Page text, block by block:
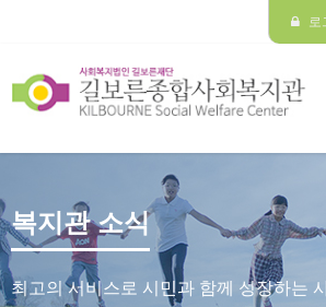
로
복지관 소식
최고의 서비스로 시민과 함께 성장하는